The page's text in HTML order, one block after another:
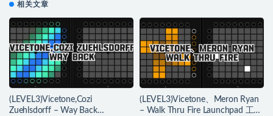
相关文章
(LEVEL3)Vicetone,Cozi
Zuehlsdorff – Way Back
(LEVEL3)Vicetone、Meron Ryan
– Walk Thru Fire Launchpad 工程